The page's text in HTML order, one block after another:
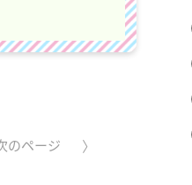
のページ